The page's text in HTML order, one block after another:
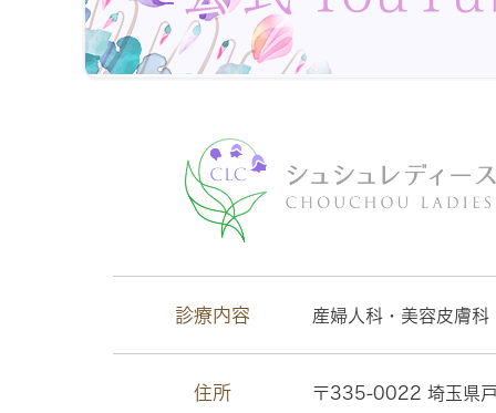
診療内容 産婦人科・美容皮膚科
住所 〒335-0022 埼玉県